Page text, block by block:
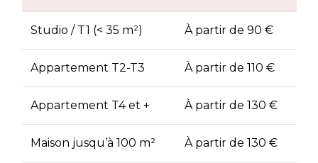
Studio / T1 (< 35 m²) À partir de 90 €
Appartement T2-T3 À partir de 110 €
Appartement T4 et + À partir de 130 €
Maison jusqu’à 100 m² À partir de 130 €